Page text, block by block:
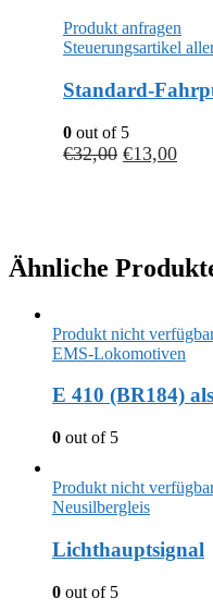
Produkt anfragen
Steuerungsartikel
Standard-
0 out of 5
€32,00 €13,00
Ähnliche
Produkt nicht
EMS-Lokomotiven
E 410 (BR184)
0 out of 5
Produkt nicht
Neusilbergleis
Lichthauptsignal
0 out of 5